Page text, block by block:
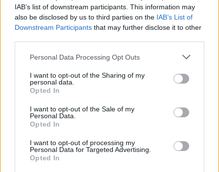
IAB’s list of downstream participants. This information may
also be disclosed by us to third parties on the IAB’s List of
Downstream Participants that may further disclose it to other
Please note that this website/app uses one or more Google
not limited to your visit or usage behaviour. You may click to
grant or deny consent to Google and its third-party tags to
use your data for below specified purposes in below Google
consent section.
Personal Data Processing Opt Outs
I want to opt-out of the Sharing of my
personal data.
Opted In
I want to opt-out of the Sale of my
Personal Data.
Opted In
I want to opt-out of processing my
Personal Data for Targeted Advertising.
Opted In
Városunkért Egyesület képviselője, kijelentve,
hogy „most a vállalkozók nincsenek olyan könnyű
helyzetben, hogy így emelgetik az adót”.
„Ezt ki kell termelni. Benne vagyunk egy gazdasági
válságban, mindenkinek csökken a munkája, a
kereskedelemben a bevétel. (…) Tudom, hogy ön
egyeztetett nagyvállalkozókkal, de nem mindenki
nem olyan nagy, hogy ezt a közterhet bírja
panaszkodtak, és teljesen kész vannak, hogy
hogyan bírják ezt kitermelni”